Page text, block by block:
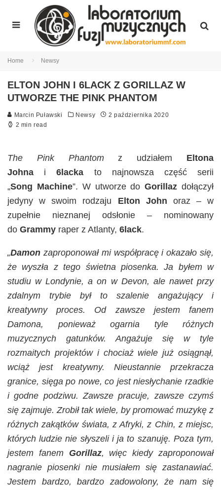
Home Newsy
ELTON JOHN I 6LACK Z GORILLAZ W
UTWORZE THE PINK PHANTOM
Marcin Puławski Newsy
2 października 2020
2 min read
The Pink Phantomz udziałem Eltona
Johna i6lacka to najnowsza część serii
„Song Machine”. W utworze doGorillaz dołączył
jedyny w swoim rodzaju Elton John oraz – w
zupełnie nieznanej odsłonie – nominowany
do Grammy raper z Atlanty, 6lack.
„Damon zaproponował mi współpracę i okazało się,
że wyszła z tego świetna piosenka. Ja byłem w
studiu w Londynie, a on w Devon, ale nawet przy
zdalnym trybie był to szalenie angażujący i
kreatywny proces. Od zawsze jestem fanem
Damona, ponieważ ogarnia tyle różnych
muzycznych gatunków. Angażuje się w tyle
rozmaitych projektów i chociaż wiele już osiągnął,
wciąż jest kreatywny. Nieustannie przekracza
granice, sięga po nowe, co jest niesłychanie rzadkie
i godne podziwu. Zawsze pracuje, zawsze czymś
się zajmuje. Zrobił tak wiele, by promować muzykę z
różnych zakątków świata, z Afryki, z Chin, z miejsc,
których ludzie nie słyszeli i ja to szanuję. Poza tym,
jestem fanem Gorillaz, więc kiedy zaproponował
nagranie piosenki nie musiałem się zastanawiać.
Jestem bardzo, bardzo zadowolony, że nam się